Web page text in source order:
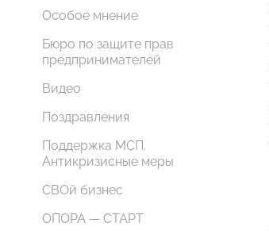
Особое мнение
Бюро по защите прав
предпринимателей
Видео
Поздравления
Поддержка МСП.
Антикризисные меры
СВОй бизнес
ОПОРА — СТАРТ